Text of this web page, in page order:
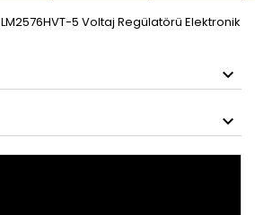
LM2576HVT-5 Voltaj Regülatörü Elektronik